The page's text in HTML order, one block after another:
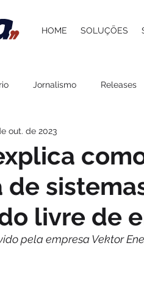
HOME SOLUÇÕES
Jornalismo Releases
Cultura
Gastronomia Lazer
de
livre de
out. de 2023
pela empresa Vektor